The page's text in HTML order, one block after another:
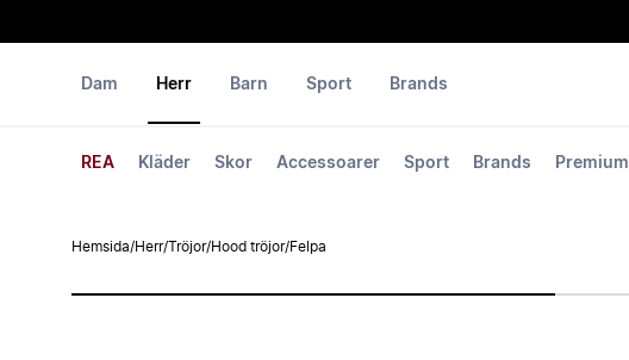
Dam Herr
REA Kläder Skor Accessoarer Sport Brands Premium
Barn Sport Brands
Hemsida/Herr/Tröjor/Hood tröjor/Felpa